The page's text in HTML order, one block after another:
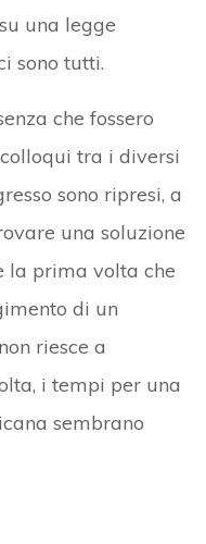
una legge
sono tutti.
che fossero
tra i diversi
sono ripresi, a
una soluzione
la prima volta che
di un
riesce a
i tempi per una
sembrano